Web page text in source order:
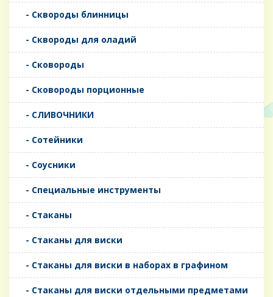
- Сквороды блинницы
- Сквороды для оладий
- Сковороды
- Сковороды порционные
- СЛИВОЧНИКИ
- Сотейники
- Соусники
- Специальные инструменты
- Стаканы
- Стаканы для виски
- Стаканы для виски в наборах в графином
- Стаканы для виски отдельными предметами